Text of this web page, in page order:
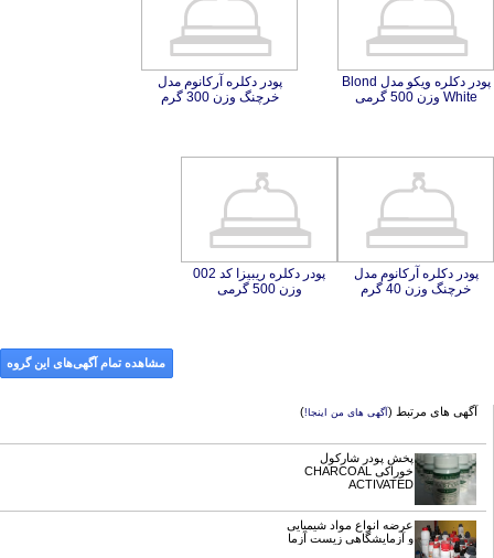
پودر دکلره ویکو مدل Blond
White وزن 500 گرمی
پودر دکلره آرکانوم مدل
خرچنگ وزن 300 گرم
پودر دکلره آرکانوم مدل
خرچنگ وزن 40 گرم
پودر دکلره ریبیزا کد 002
وزن 500 گرمی
مشاهده تمام آگهی‌های این گروه
آگهی های مرتبط (آگهی های من اینجا!)
پخش پودر شارکول
خوراکی CHARCOAL
ACTIVATED
عرضه انواع مواد شیمیایی
و آزمایشگاهی زیست آزما